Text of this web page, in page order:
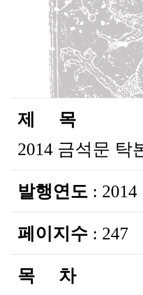
제 목
2014 금석문
발행연도 : 2014
페이지수 : 247
목 차